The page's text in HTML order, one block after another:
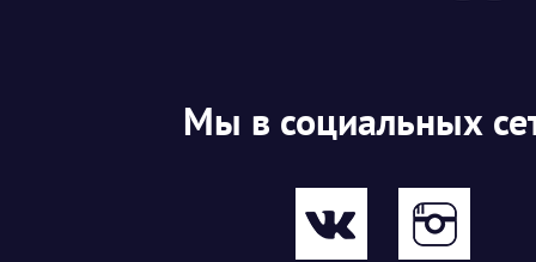
Мы в социальных